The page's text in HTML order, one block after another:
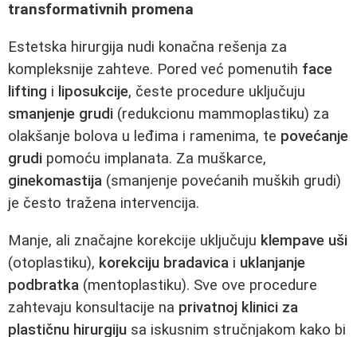
transformativnih promena
Estetska hirurgija nudi konačna rešenja za
kompleksnije zahteve. Pored već pomenutih face
lifting i liposukcije, česte procedure uključuju
smanjenje grudi (redukcionu mammoplastiku) za
olakšanje bolova u leđima i ramenima, te povećanje
grudi pomoću implanata. Za muškarce,
ginekomastija (smanjenje povećanih muških grudi)
je često tražena intervencija.
Manje, ali značajne korekcije uključuju klempave uši
(otoplastiku), korekciju bradavica i uklanjanje
podbratka (mentoplastiku). Sve ove procedure
zahtevaju konsultacije na privatnoj klinici za
plastičnu hirurgiju sa iskusnim stručnjakom kako bi